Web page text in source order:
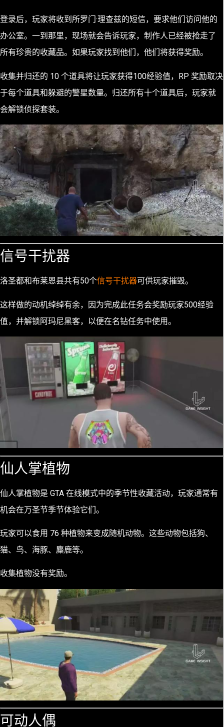
登录后，玩家将收到所罗门·理查兹的短信，要求他们访问他的
办公室。一到那里，现场就会告诉玩家，制作人已经被抢走了
所有珍贵的收藏品。如果玩家找到他们，他们将获得奖励。
收集并归还的 10 个道具将让玩家获得100经验值，RP 奖励取决
于每个道具和躲避的警星数量。归还所有十个道具后，玩家就
会解锁侦探套装。
信号干扰器
洛圣都和布莱恩县共有50个信号干扰器可供玩家摧毁。
这样做的动机绰绰有余，因为完成此任务会奖励玩家500经验
值，并解锁阿玛尼黑客，以便在名钻任务中使用。
仙人掌植物
仙人掌植物是 GTA 在线模式中的季节性收藏活动，玩家通常有
机会在万圣节季节体验它们。
玩家可以食用 76 种植物来变成随机动物。这些动物包括狗、
猫、鸟、海豚、麋鹿等。
收集植物没有奖励。
可动人偶